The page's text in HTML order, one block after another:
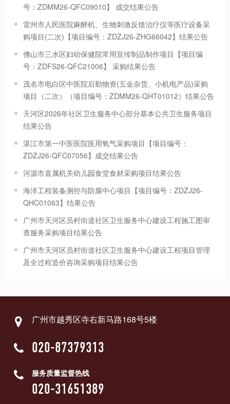
号：ZDMM26-QFC09010】 成交结果公告
雷州市人民医院麻醉机、生物刺激反馈治疗仪等医疗设备采
购项目(二次)【项目编号：ZDZJ26-ZHG66042】结果公告
佛山市三水区妇幼保健院常用宣传制品制作项目【项目编
号：ZDFS26-QFC21006】 采购结果公告
茂名市电白区中医院后勤物资(五金杂货、小机电产品)采购
项目（二次）（项目编号：ZDMM26-QHT01012）结果公告
天河区2026年社区卫生服务中心部分基本公共卫生服务项目
结果公告
湛江市第一中医医院医用氧气采购项目【项目编号：
ZDZJ26-QFC07056】成交结果公告
河源市直属机关幼儿园食堂食材采购项目结果公告
海洋工程装备测控与防腐中心项目【项目编号：ZDZJ26-
QHC01063】结果公告
广州市天河区员村街道社区卫生服务中心建设工程施工图审
查服务采购项目结果公告
广州市天河区员村街道社区卫生服务中心建设工程项目管理
及全过程造价咨询采购项目结果公告
广州市越秀区寺右新马路168号5楼
020-87379313
服务质量监督热线
020-31651389